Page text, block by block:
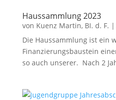
Haussammlung 2023
von Kuenz Martin, BI. d. F. |
Die Haussammlung ist ein
Finanzierungsbaustein
so auch unserer. Nach 2